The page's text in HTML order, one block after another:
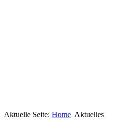
Aktuelle Seite: Home Aktuelles